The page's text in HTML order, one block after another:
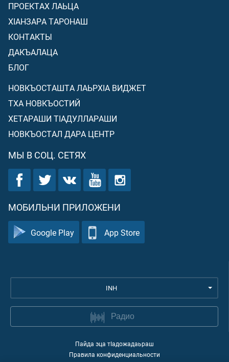
ПРОЕКТАХ ЛАЬЦА
ХIАНЗАРА ТАРОНАШ
КОНТАКТЫ
ДАКЪАЛАЦА
БЛОГ
НОВКЪОСТАШТА ЛАЬРХIА ВИДЖЕТ
ТХА НОВКЪОСТИЙ
ХЕТАРАШИ ТIАДУЛЛАРАШИ
НОВКЪОСТАЛ ДАРА ЦЕНТР
МЫ В СОЦ. СЕТЯХ
МОБИЛЬНИ ПРИЛОЖЕНИ
Google Play App Store
INH
Радио
Пайда эца тIадожадаьраш
Правила конфиденциальности